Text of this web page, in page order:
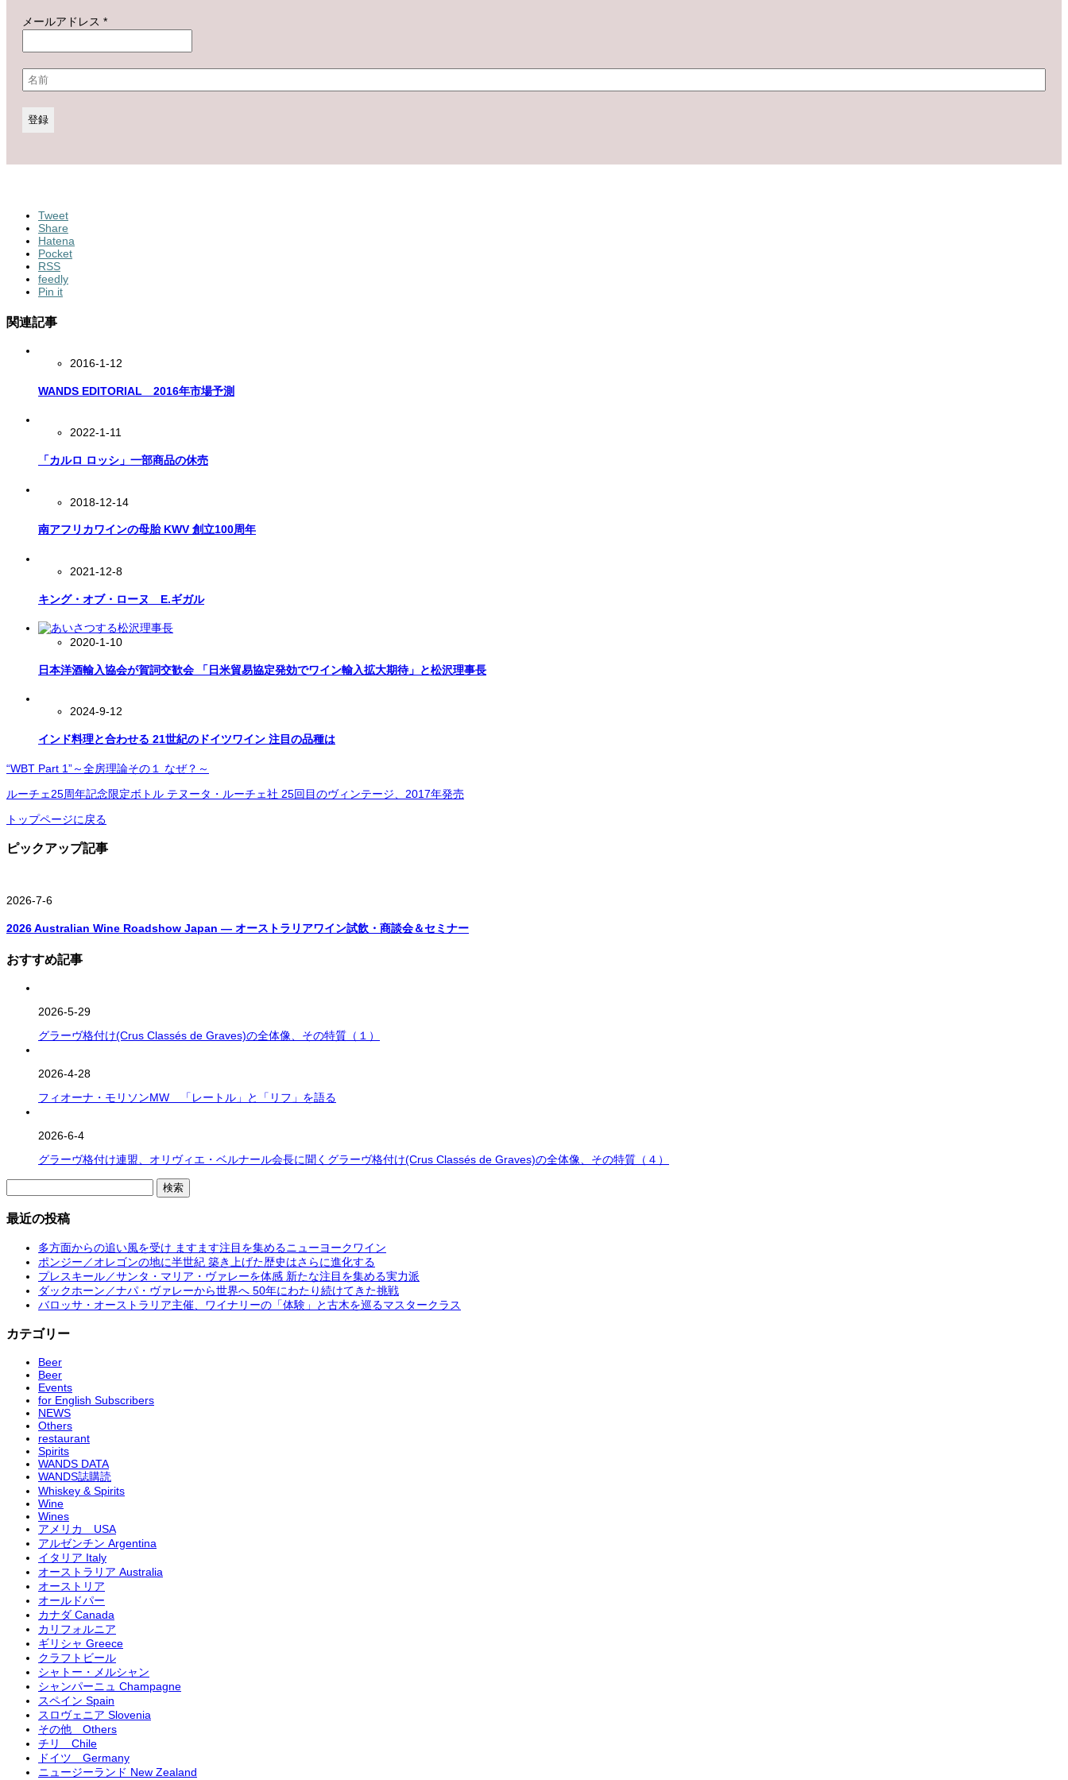
メールアドレス *
Tweet
Share
Hatena
Pocket
RSS
feedly
Pin it
関連記事
2016-1-12
WANDS EDITORIAL 2016年市場予測
2022-1-11
「カルロ ロッシ」一部商品の休売
2018-12-14
南アフリカワインの母胎 KWV 創立100周年
2021-12-8
キング・オブ・ローヌ E.ギガル
2020-1-10
日本洋酒輸入協会が賀詞交歓会 「日米貿易協定発効でワイン輸入拡大期待」と松沢理事長
2024-9-12
インド料理と合わせる 21世紀のドイツワイン 注目の品種は
“WBT Part 1”～全房理論その１ なぜ？～
ルーチェ25周年記念限定ボトル テヌータ・ルーチェ社 25回目のヴィンテージ、2017年発売
トップページに戻る
ピックアップ記事
2026-7-6
2026 Australian Wine Roadshow Japan ― オーストラリアワイン試飲・商談会＆セミナー
おすすめ記事
2026-5-29
グラーヴ格付け(Crus Classés de Graves)の全体像、その特質（１）
2026-4-28
フィオーナ・モリソンMW 「レートル」と「リフ」を語る
2026-6-4
グラーヴ格付け連盟、オリヴィエ・ベルナール会長に聞くグラーヴ格付け(Crus Classés de Graves)の全体像、その特質（４）
検
索:
最近の投稿
多方面からの追い風を受け ますます注目を集めるニューヨークワイン
ポンジー／オレゴンの地に半世紀 築き上げた歴史はさらに進化する
プレスキール／サンタ・マリア・ヴァレーを体感 新たな注目を集める実力派
ダックホーン／ナパ・ヴァレーから世界へ 50年にわたり続けてきた挑戦
バロッサ・オーストラリア主催、ワイナリーの「体験」と古木を巡るマスタークラス
カテゴリー
Beer
Beer
Events
for English Subscribers
NEWS
Others
restaurant
Spirits
WANDS DATA
WANDS誌購読
Whiskey & Spirits
Wine
Wines
アメリカ USA
アルゼンチン Argentina
イタリア Italy
オーストラリア Australia
オーストリア
オールドパー
カナダ Canada
カリフォルニア
ギリシャ Greece
クラフトビール
シャトー・メルシャン
シャンパーニュ Champagne
スペイン Spain
スロヴェニア Slovenia
その他 Others
チリ Chile
ドイツ Germany
ニュージーランド New Zealand